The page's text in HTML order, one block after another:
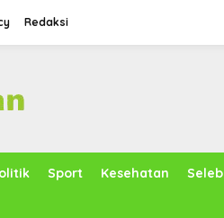
Redaksi
Sport Kesehatan Seleb